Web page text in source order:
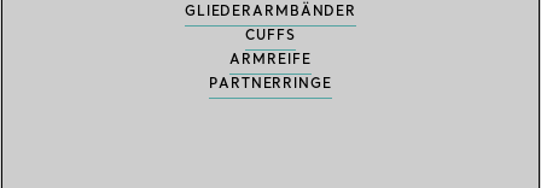
GLIEDERARMBÄNDER
CUFFS
ARMREIFE
PARTNERRINGE